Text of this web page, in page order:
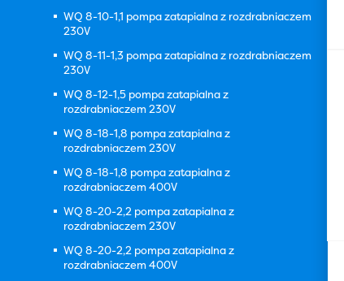
WQ 8-10-1,1 pompa zatapialna z rozdrabniaczem
230V
WQ 8-11-1,3 pompa zatapialna z rozdrabniaczem
230V
WQ 8-12-1,5 pompa zatapialna z
rozdrabniaczem 230V
WQ 8-18-1,8 pompa zatapialna z
rozdrabniaczem 230V
WQ 8-18-1,8 pompa zatapialna z
rozdrabniaczem 400V
WQ 8-20-2,2 pompa zatapialna z
rozdrabniaczem 230V
WQ 8-20-2,2 pompa zatapialna z
rozdrabniaczem 400V